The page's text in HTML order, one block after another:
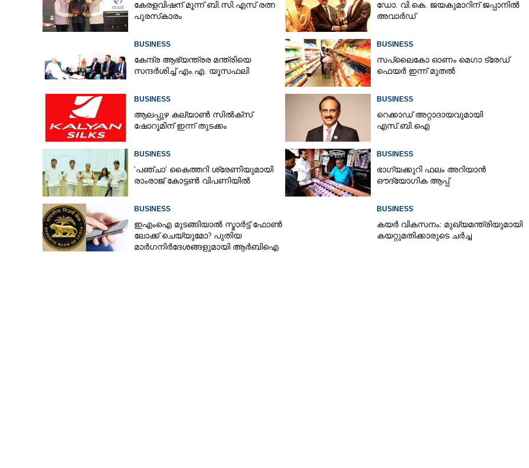
കേരളവിഷന് മൂന്ന് ബി.സി.എസ് രത്ന
പുരസ്‌കാരം
ഡോ. വി.കെ. ജയകുമാറിന് ജപ്പാനിൽ
അവാർഡ്
BUSINESS
കേന്ദ്ര ആഭ്യന്ത്രര മന്ത്രിയെ
സന്ദർശിച്ച് എം.എ. യൂസഫലി
BUSINESS
സപ്ലൈകോ ഓണം മെഗാ ട്രേഡ്
ഫെയർ ഇന്ന് മുതൽ
BUSINESS
ആലപ്പുഴ കല്യാൺ സിൽക്‌സ്
ഷോറൂമിന് ഇന്ന് തുടക്കം
BUSINESS
റെക്കാഡ് അറ്റാദായവുമായി
എസ്.ബി.ഐ
BUSINESS
'​പ​ഞ്ചാ​'​ ​കൈ​ത്ത​റി​ ​ശ്രേ​ണി​യു​മാ​യി​ ​
രാം​രാ​ജ് ​കോ​ട്ടൺ വിപണിയിൽ
BUSINESS
ഭാഗ്യക്കുറി ഫലം അറിയാൻ
ഔദ്യോഗിക ആപ്പ്
BUSINESS
ഇഎംഐ മുടങ്ങിയാൽ സ്മാർട്ട് ഫോൺ
ലോക്ക് ചെയ്യുമോ? പുതിയ
മാർഗനിർദേശങ്ങളുമായി ആർബിഐ
BUSINESS
കയർ വികസനം: മുഖ്യമന്ത്രിയുമായി
കയറ്റുമതിക്കാരുടെ ചർച്ച
കേരള ഫിനാൻഷ്യൽ കോർപ്പറേഷന്
ആഗോള ട്രാവൽ മാർക്കറ്റ് അവാർഡ്